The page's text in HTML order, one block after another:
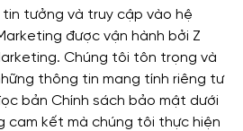
tưởng và truy cập vào hệ
được vận hành bởi Z
Chúng tôi tôn trọng và
thông tin mang tính riêng tư
bản Chính sách bảo mật dưới
cam kết mà chúng tôi thực hiện